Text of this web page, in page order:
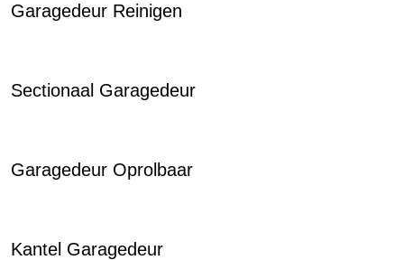
Garagedeur Reinigen
Sectionaal Garagedeur
Garagedeur Oprolbaar
Kantel Garagedeur